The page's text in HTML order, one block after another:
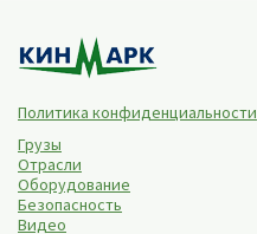
Политика конфиденциальности
Грузы
Отрасли
Оборудование
Безопасность
Видео